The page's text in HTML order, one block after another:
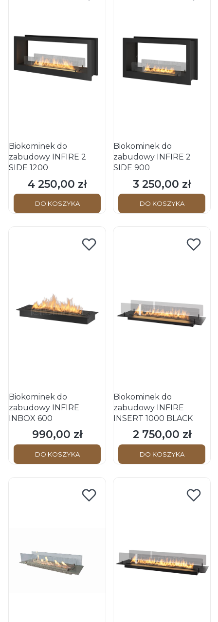
Biokominek do
zabudowy INFIRE 2
SIDE 1200
Cena
4 250,00 zł
DO KOSZYKA
Biokominek do
zabudowy INFIRE 2
SIDE 900
Cena
3 250,00 zł
DO KOSZYKA
Biokominek do
zabudowy INFIRE
INBOX 600
Cena
990,00 zł
DO KOSZYKA
Biokominek do
zabudowy INFIRE
INSERT 1000 BLACK
Cena
2 750,00 zł
DO KOSZYKA